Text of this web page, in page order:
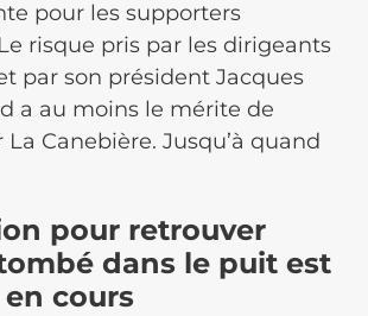
pour les supporters
risque pris par les dirigeants
par son président Jacques
a au moins le mérite de
La Canebière. Jusqu’à quand
pour retrouver
dans le puit est
cours